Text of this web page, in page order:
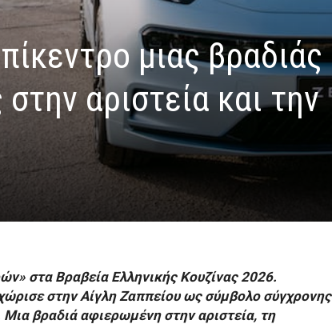
μιας βραδιάς
αριστεία και την
στα Βραβεία Ελληνικής Κουζίνας 2026.
στην Αίγλη Ζαππείου ως σύμβολο σύγχρονης
Μια βραδιά αφιερωμένη στην αριστεία, τη